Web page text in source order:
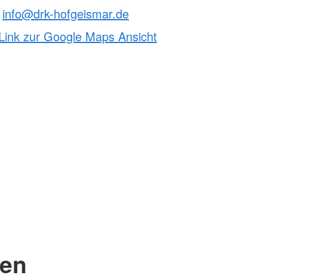
info@drk-hofgeismar.de
zur Google Maps Ansicht